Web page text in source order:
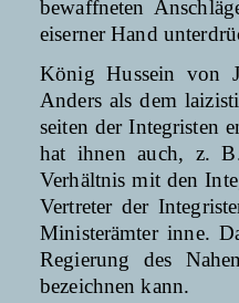
bewaffneten
eiserner Hand
König Hussein von
Anders als dem
seiten der Integristen
hat ihnen auch, z.
Verhältnis mit den
Vertreter der
Ministerämter inne.
Regierung des
bezeichnen kann.